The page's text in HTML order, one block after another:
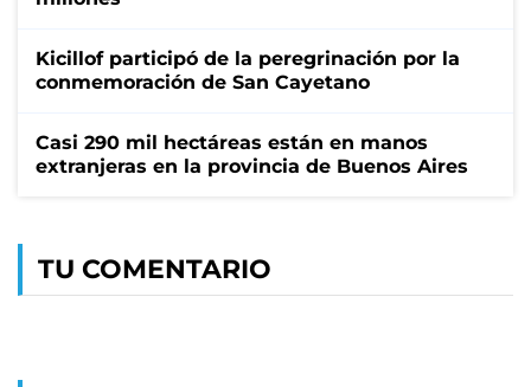
Kicillof participó de la peregrinación por la
conmemoración de San Cayetano
Casi 290 mil hectáreas están en manos
extranjeras en la provincia de Buenos Aires
TU COMENTARIO